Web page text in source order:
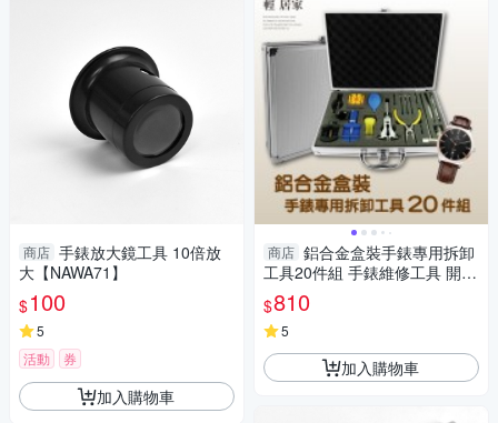
商店 手錶放大鏡工具 10倍放
大【NAWA71】
$100
5
活動
券
加入購物車
商店 鋁合金盒裝手錶專用拆卸
工具20件組 手錶維修工具 開後
蓋拆錶帶器 修錶工具-輕居家83
31
$810
5
加入購物車